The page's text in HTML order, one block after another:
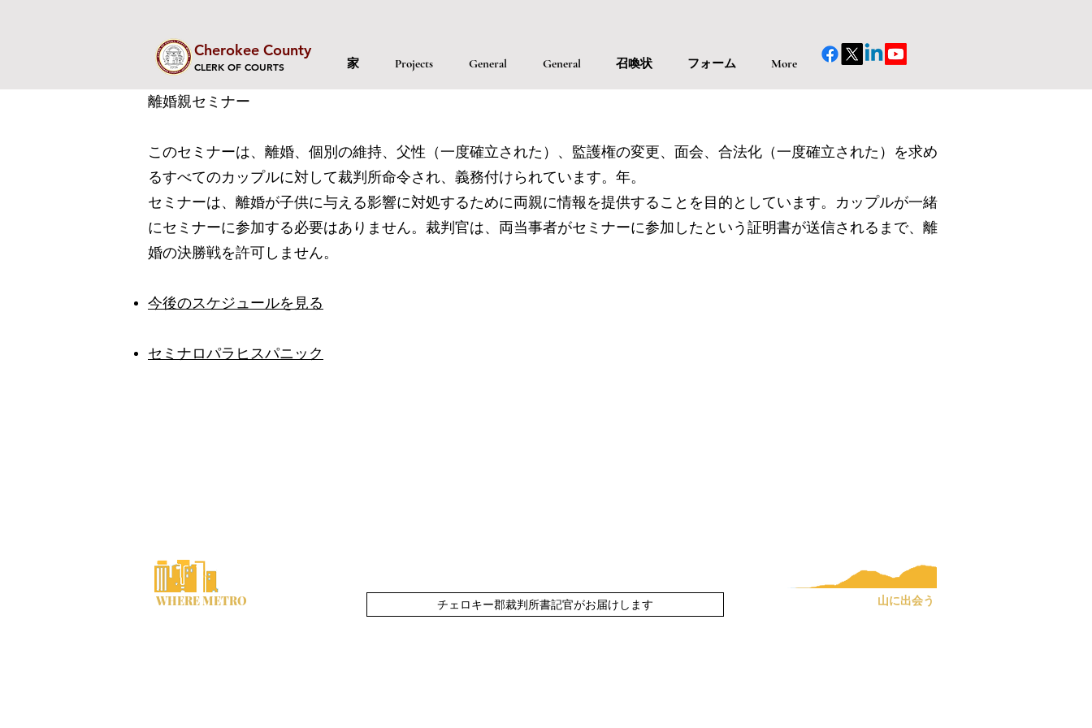
Cherokee County
CLERK OF COURTS 家 Projects General General 召喚状 フォーム More
離婚親セミナー
このセミナーは、離婚、個別の維持、父性（一度確立された）、監護権の変更、面会、合法化（一度確立された）を求め
るすべてのカップルに対して裁判所命令され、義務付けられています。年。
セミナーは、離婚が子供に与える影響に対処するために両親に情報を提供することを目的としています。カップルが一緒
にセミナーに参加する必要はありません。裁判官は、両当事者がセミナーに参加したという証明書が送信されるまで、離
婚の決勝戦を許可しません。
今後のスケジュールを見る
セミナロパラヒスパニック
チェロキー郡裁判所書記官がお届けします
WHERE METRO 山に出会う